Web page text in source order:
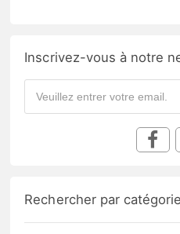
Inscrivez-vous à notre
Rechercher par catégorie